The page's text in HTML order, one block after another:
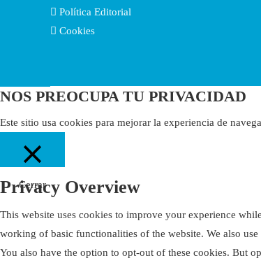
Política Editorial
Cookies
NOS PREOCUPA TU PRIVACIDAD
Este sitio usa cookies para mejorar la experiencia de
Cerrar
Privacy Overview
This website uses cookies to improve your experience
working of basic functionalities of the website. We also
You also have the option to opt-out of these cookies. But